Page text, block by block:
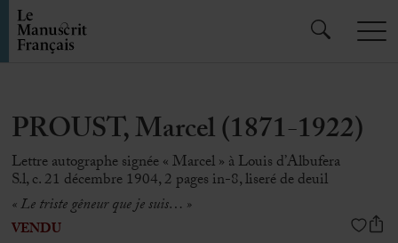
PROUST, Marcel (1871-1922)
Lettre autographe signée « Marcel » à Louis d’Albufera
S.l, c. 21 décembre 1904, 2 pages in-8, liseré de deuil
« Le triste gêneur que je suis… »
VENDU